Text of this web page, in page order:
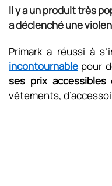
Il y a un produit très
a déclenché une
Primark a réussi à
incontournable pour
ses prix accessibles
vêtements,